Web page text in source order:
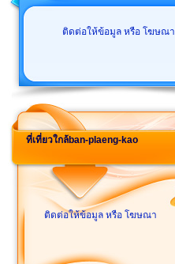
ติดต่อให้ข้อมูล หรือ โฆษณา
ที่เที่ยวใกล้ban-plaeng-kao
ติดต่อให้ข้อมูล หรือ โฆษณา